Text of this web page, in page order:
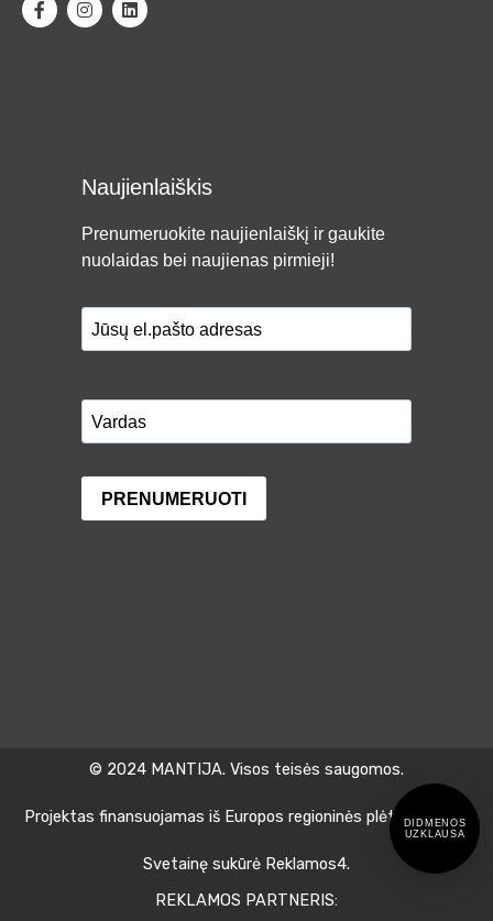
© 2024 MANTIJA. Visos teisės saugomos.
Projektas finansuojamas iš Europos regioninės plėtros fondo.
Svetainę sukūrė Reklamos4.
REKLAMOS PARTNERIS:
DIDMENOS
UZKLAUSA